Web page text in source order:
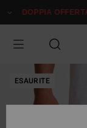
alle
prodotto
DOPPIA OFFERTA
ESAURITE